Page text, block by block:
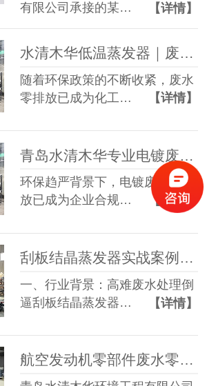
有限公司承接的某…
【详情】
水清木华低温蒸发器｜废水零排放专项解决方案，助力企业环保合规升级
随着环保政策的不断收紧，废水
零排放已成为化工…
【详情】
环保趋严背景下，电镀废水零排
放已成为企业合规…
【详情】
刮板结晶蒸发器实战案例落地 青岛水清木华破解多行业高难废水处理难题
一、行业背景：高难废水处理倒
逼刮板结晶蒸发器…
【详情】
航空发动机零部件废水零排放案例 | 水清木华低温蒸发技术破解高难度废水治理难题